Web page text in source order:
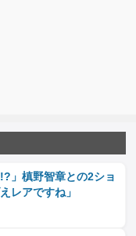
」槙野智章との2ショ
レアですね」